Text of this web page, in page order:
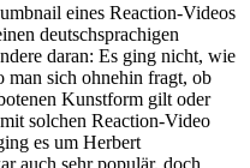
eines Reaction-Videos
deutschsprachigen
daran: Es ging nicht, wie
man sich ohnehin fragt, ob
Kunstform gilt oder
solchen Reaction-Video
es um Herbert
auch sehr populär, doch